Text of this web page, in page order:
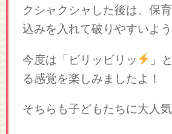
クシャクシャした後は、保
込みを入れて破りやすいよう
今度は「ビリッビリッ
」
る感覚を楽しみましたよ！
そちらも子どもたちに大人